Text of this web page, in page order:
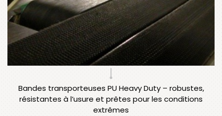
Bandes transporteuses PU Heavy Duty – robustes,
résistantes à l’usure et prêtes pour les conditions
extrêmes